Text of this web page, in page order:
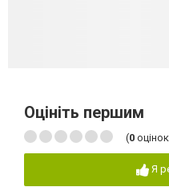
Оцініть першим
(0
Я